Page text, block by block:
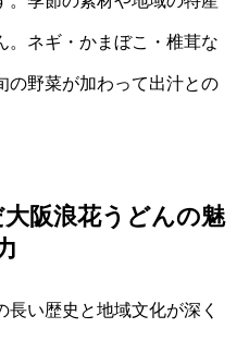
。ネギ・かまぼこ・椎茸な
の野菜が加わって出汁との
阪浪花うどんの魅
い歴史と地域文化が深く